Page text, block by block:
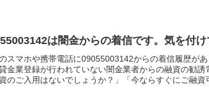
は闇金からの着信です。気を付
スマホや携帯電話に09055003142からの着信履歴が
金業登録が行われていない闇金業者からの融資の勧
資のご入用はないでしょうか？」「今ならすぐにご融資